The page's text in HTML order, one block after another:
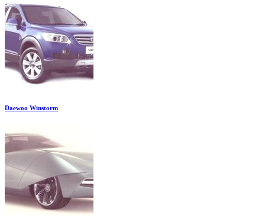
Daewoo Winstorm